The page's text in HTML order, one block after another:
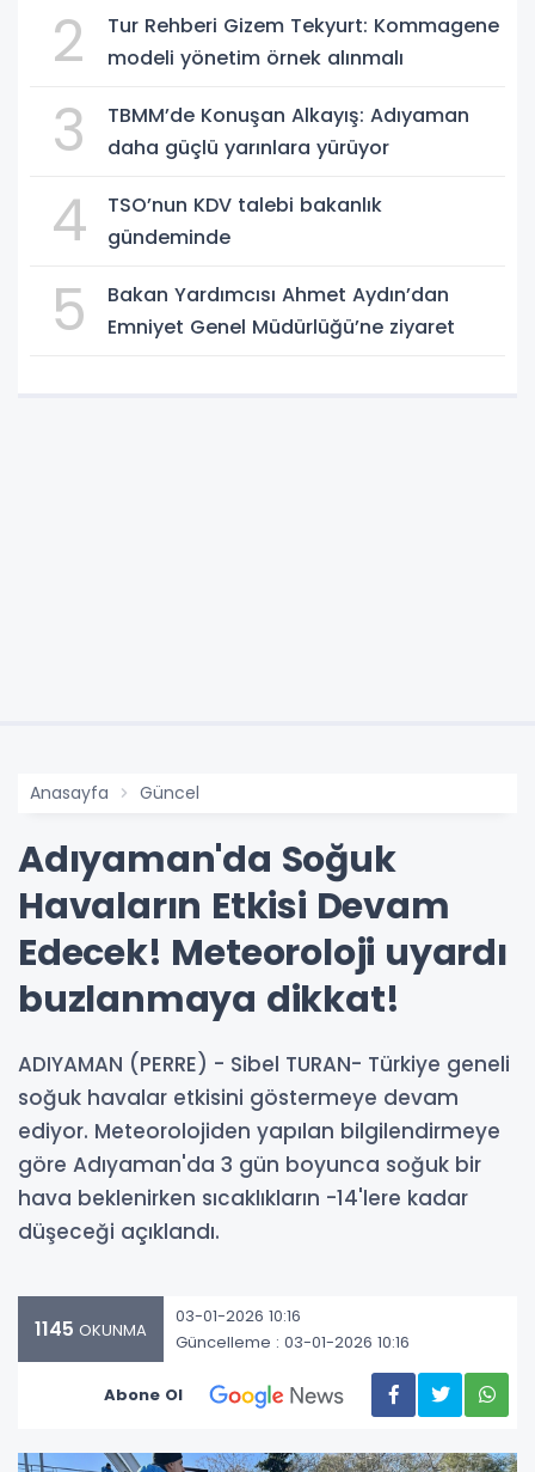
2
Tur Rehberi Gizem Tekyurt: Kommagene
modeli yönetim örnek alınmalı
3
TBMM’de Konuşan Alkayış: Adıyaman
daha güçlü yarınlara yürüyor
4
TSO’nun KDV talebi bakanlık
gündeminde
5
Bakan Yardımcısı Ahmet Aydın’dan
Emniyet Genel Müdürlüğü’ne ziyaret
Anasayfa Güncel
Adıyaman'da Soğuk
Havaların Etkisi Devam
Edecek! Meteoroloji uyardı
buzlanmaya dikkat!
ADIYAMAN (PERRE) - Sibel TURAN- Türkiye geneli
soğuk havalar etkisini göstermeye devam
ediyor. Meteorolojiden yapılan bilgilendirmeye
göre Adıyaman'da 3 gün boyunca soğuk bir
hava beklenirken sıcaklıkların -14'lere kadar
düşeceği açıklandı.
1145 OKUNMA
03-01-2026 10:16
Güncelleme : 03-01-2026 10:16
Abone Ol